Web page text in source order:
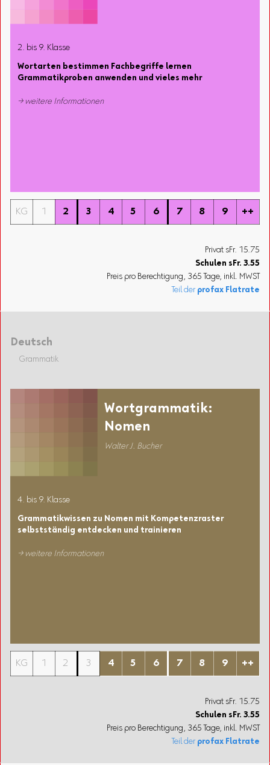
2. bis 9. Klasse
Wortarten bestimmen Fachbegriffe lernen
Grammatikproben anwenden und vieles mehr
→ weitere Informationen
KG 1 2 3 4 5 6 7 8 9 ++
Privat sFr. 15.75
Schulen sFr.3.55
Preis pro Berechtigung, 365 Tage, inkl. MWST
Teil der profax Flatrate
Deutsch
Grammatik
Wortgrammatik:
Nomen
Walter J. Bucher
4. bis 9. Klasse
Grammatikwissen zu Nomen mit Kompetenzraster
selbstständig entdecken und trainieren
→ weitere Informationen
KG 1 2 3 4 5 6 7 8 9 ++
Privat sFr. 15.75
Schulen sFr.3.55
Preis pro Berechtigung, 365 Tage, inkl. MWST
Teil der profax Flatrate